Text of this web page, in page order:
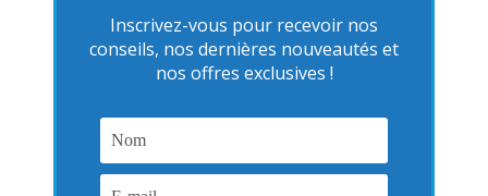
Inscrivez-vous pour recevoir nos
conseils, nos dernières nouveautés et
nos offres exclusives !